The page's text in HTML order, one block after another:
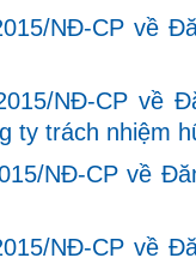
NĐ-CP về
NĐ-CP về
ty trách nhiệm
NĐ-CP về
NĐ-CP về